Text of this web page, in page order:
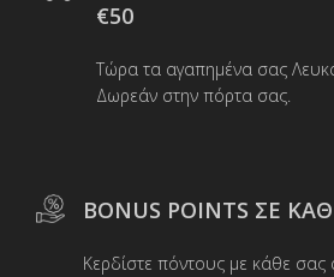
€50
Τώρα τα αγαπημένα σας
Δωρεάν στην πόρτα σας.
BONUS POINTS ΣΕ
Κερδίστε πόντους με κάθε